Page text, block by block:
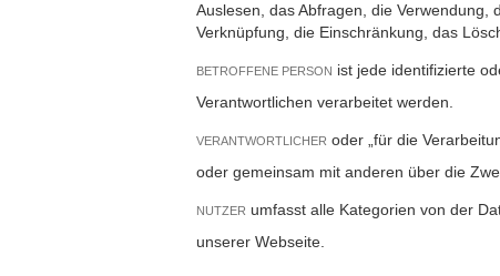
Auslesen, das Abfragen, die
Verknüpfung, die Einschränkung, das
BETROFFENE PERSON ist jede identifizierte
Verantwortlichen verarbeitet werden.
VERANTWORTLICHER oder „für die
oder gemeinsam mit anderen über die
NUTZER umfasst alle Kategorien von der
unserer Webseite.